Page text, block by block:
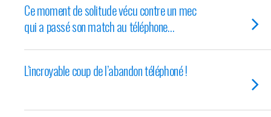
Ce moment de solitude vécu contre un mec
qui a passé son match au téléphone…
L’incroyable coup de l’abandon téléphoné !